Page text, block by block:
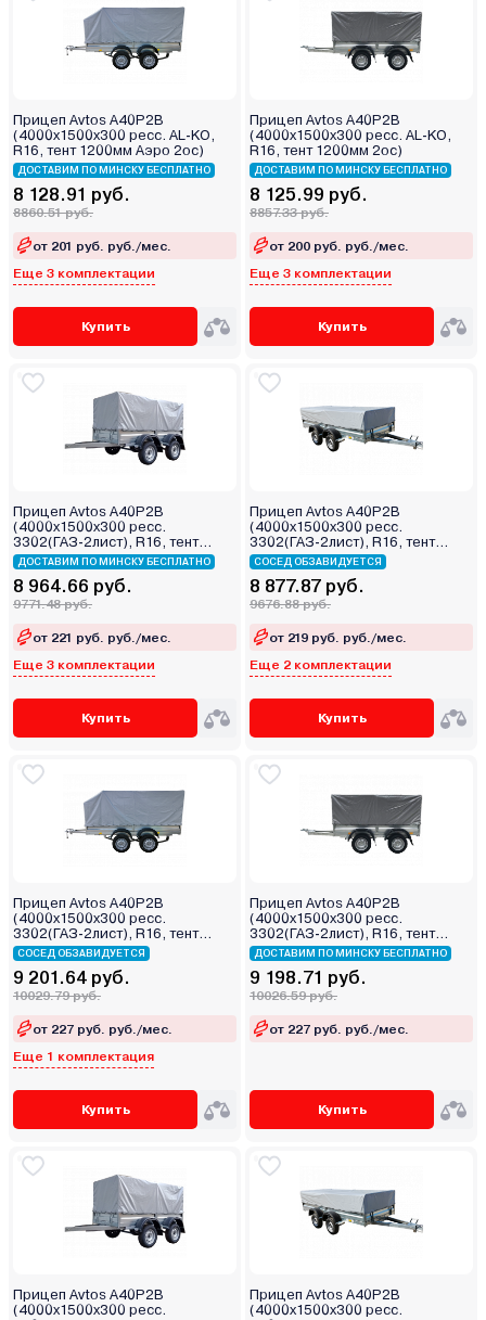
Прицеп Avtos A40P2B
(4000х1500х300 ресс. AL-KO,
R16, тент 1200мм Аэро 2ос)
ДОСТАВИМ ПО МИНСКУ БЕСПЛАТНО
8 128.91 руб.
8860.51 руб.
от 201 руб. руб./мес.
Еще 3 комплектации
Купить
Прицеп Avtos A40P2B
(4000х1500х300 ресс. AL-KO,
R16, тент 1200мм 2ос)
ДОСТАВИМ ПО МИНСКУ БЕСПЛАТНО
8 125.99 руб.
8857.33 руб.
от 200 руб. руб./мес.
Еще 3 комплектации
Купить
Прицеп Avtos A40P2B
(4000х1500х300 ресс.
3302(ГАЗ-2лист), R16, тент
800мм 2ос)
ДОСТАВИМ ПО МИНСКУ БЕСПЛАТНО
8 964.66 руб.
9771.48 руб.
от 221 руб. руб./мес.
Еще 3 комплектации
Купить
Прицеп Avtos A40P2B
(4000х1500х300 ресс.
3302(ГАЗ-2лист), R16, тент
400мм 2ос)
СОСЕД ОБЗАВИДУЕТСЯ
8 877.87 руб.
9676.88 руб.
от 219 руб. руб./мес.
Еще 2 комплектации
Купить
Прицеп Avtos A40P2B
(4000х1500х300 ресс.
3302(ГАЗ-2лист), R16, тент
1200мм Аэро 2ос)
СОСЕД ОБЗАВИДУЕТСЯ
9 201.64 руб.
10029.79 руб.
от 227 руб. руб./мес.
Еще 1 комплектация
Купить
Прицеп Avtos A40P2B
(4000х1500х300 ресс.
3302(ГАЗ-2лист), R16, тент
1200мм 2ос)
ДОСТАВИМ ПО МИНСКУ БЕСПЛАТНО
9 198.71 руб.
10026.59 руб.
от 227 руб. руб./мес.
Купить
Прицеп Avtos A40P2B
(4000х1500х300 ресс.
Прицеп Avtos A40P2B
(4000х1500х300 ресс.